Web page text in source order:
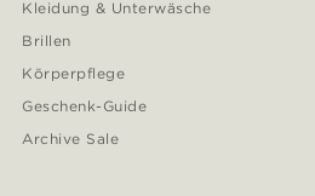
Kleidung & Unterwäsche
Brillen
Körperpflege
Geschenk-Guide
Archive Sale